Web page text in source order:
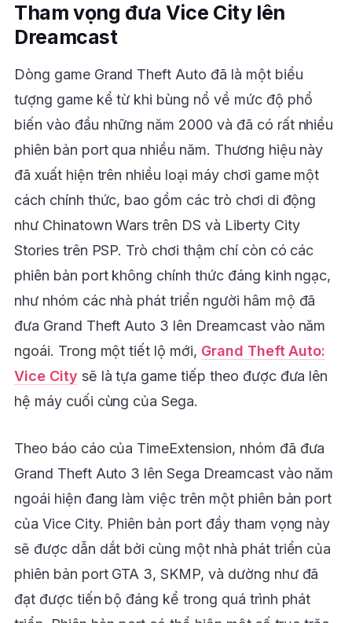
Tham vọng đưa Vice City lên
Dreamcast
Dòng game Grand Theft Auto đã là một biểu
tượng game kể từ khi bùng nổ về mức độ phổ
biến vào đầu những năm 2000 và đã có rất nhiều
phiên bản port qua nhiều năm. Thương hiệu này
đã xuất hiện trên nhiều loại máy chơi game một
cách chính thức, bao gồm các trò chơi di động
như Chinatown Wars trên DS và Liberty City
Stories trên PSP. Trò chơi thậm chí còn có các
phiên bản port không chính thức đáng kinh ngạc,
như nhóm các nhà phát triển người hâm mộ đã
đưa Grand Theft Auto 3 lên Dreamcast vào năm
ngoái. Trong một tiết lộ mới, Grand Theft Auto:
Vice City sẽ là tựa game tiếp theo được đưa lên
hệ máy cuối cùng của Sega.
Theo báo cáo của TimeExtension, nhóm đã đưa
Grand Theft Auto 3 lên Sega Dreamcast vào năm
ngoái hiện đang làm việc trên một phiên bản port
của Vice City. Phiên bản port đầy tham vọng này
sẽ được dẫn dắt bởi cùng một nhà phát triển của
phiên bản port GTA 3, SKMP, và dường như đã
đạt được tiến bộ đáng kể trong quá trình phát